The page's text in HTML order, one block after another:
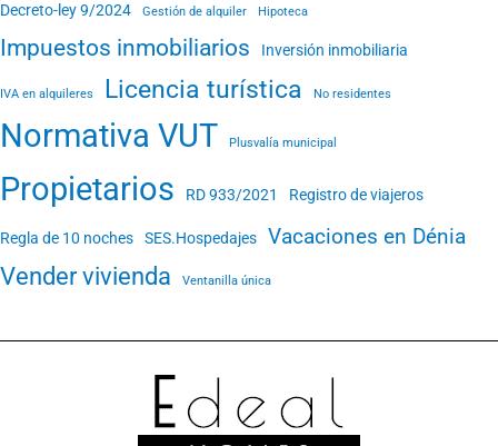
Decreto-ley 9/2024 Gestión de alquiler Hipoteca
Impuestos inmobiliarios Inversión inmobiliaria
IVA en alquileres Licencia turística No residentes
Normativa VUT Plusvalía municipal
Propietarios RD 933/2021 Registro de viajeros
Regla de 10 noches SES.Hospedajes Vacaciones en Dénia
Vender vivienda Ventanilla única